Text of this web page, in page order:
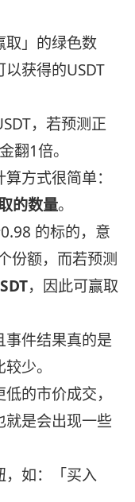
取」的绿色数
获得的USDT
，若预测正
翻1倍。
方式很简单：
的数量。
的标的，意
份额，而若预测
，因此可赢取
事件结果真的是
少。
的市价成交，
就是会出现一些
，如：「买入